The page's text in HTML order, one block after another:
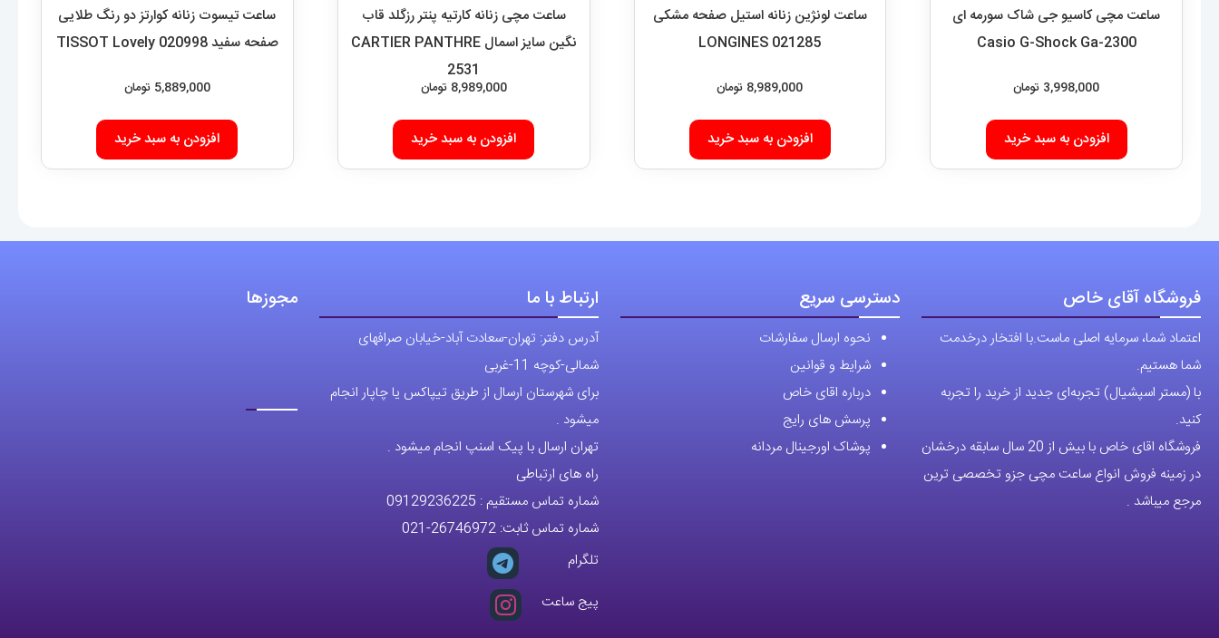
ساعت مچی کاسیو جی شاک سورمه ای
Casio G-Shock Ga-2300
3,998,000 تومان
افزودن به سبد خرید
ساعت لونژین زنانه استیل صفحه مشکی
LONGINES 021285
8,989,000 تومان
افزودن به سبد خرید
ساعت مچی زنانه کارتیه پنتر رزگلد قاب
نگین سایز اسمال CARTIER PANTHRE
2531
8,989,000 تومان
افزودن به سبد خرید
ساعت تیسوت زنانه کوارتز دو رنگ طلایی
صفحه سفید 020998 TISSOT Lovely
5,889,000 تومان
افزودن به سبد خرید
فروشگاه آقای خاص
اعتماد شما، سرمایه اصلی ماست.با افتخار درخدمت
شما هستیم.
با (مستر اسپشیال) تجربه‌ای جدید از خرید را تجربه
کنید.
فروشگاه اقای خاص با بیش از 20 سال سابقه درخشان
در زمینه فروش انواع ساعت مچی جزو تخصصی ترین
مرجع میباشد .
دسترسی سریع
نحوه ارسال سفارشات
شرایط و قوانین
درباره اقای خاص
پرسش های رایج
پوشاک اورجینال مردانه
ارتباط با ما
آدرس دفتر: تهران-سعادت آباد-خیابان صرافهای
شمالی-کوچه 11-غربی
برای شهرستان ارسال از طریق تیپاکس یا چاپار انجام
میشود .
تهران ارسال با پیک اسنپ انجام میشود .
راه های ارتباطی
شماره تماس مستقیم : 09129236225
شماره تماس ثابت: 26746972
-021
تلگرام
پیج ساعت
مجوزها